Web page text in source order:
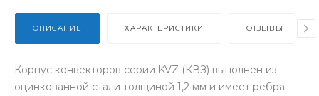
ОПИСАНИЕ ХАРАКТЕРИСТИКИ ОТЗЫВЫ
Корпус конвекторов серии KVZ (КВЗ) выполнен из
оцинкованной стали толщиной 1,2 мм и имеет ребра